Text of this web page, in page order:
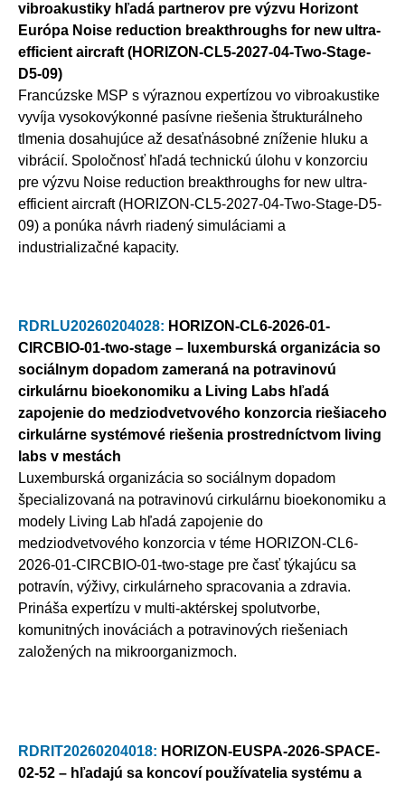
vibroakustiky hľadá partnerov pre výzvu Horizont
Európa Noise reduction breakthroughs for new ultra-
efficient aircraft (HORIZON-CL5-2027-04-Two-Stage-
D5-09)
Francúzske MSP s výraznou expertízou vo vibroakustike
vyvíja vysokovýkonné pasívne riešenia štrukturálneho
tlmenia dosahujúce až desaťnásobné zníženie hluku a
vibrácií. Spoločnosť hľadá technickú úlohu v konzorciu
pre výzvu Noise reduction breakthroughs for new ultra-
efficient aircraft (HORIZON-CL5-2027-04-Two-Stage-D5-
09) a ponúka návrh riadený simuláciami a
industrializačné kapacity.
RDRLU20260204028: HORIZON-CL6-2026-01-
CIRCBIO-01-two-stage – luxemburská organizácia so
sociálnym dopadom zameraná na potravinovú
cirkulárnu bioekonomiku a Living Labs hľadá
zapojenie do medziodvetvového konzorcia riešiaceho
cirkulárne systémové riešenia prostredníctvom living
labs v mestách
Luxemburská organizácia so sociálnym dopadom
špecializovaná na potravinovú cirkulárnu bioekonomiku a
modely Living Lab hľadá zapojenie do
medziodvetvového konzorcia v téme HORIZON-CL6-
2026-01-CIRCBIO-01-two-stage pre časť týkajúcu sa
potravín, výživy, cirkulárneho spracovania a zdravia.
Prináša expertízu v multi-aktérskej spolutvorbe,
komunitných inováciách a potravinových riešeniach
založených na mikroorganizmoch.
RDRIT20260204018: HORIZON-EUSPA-2026-SPACE-
02-52 – hľadajú sa koncoví používatelia systému a